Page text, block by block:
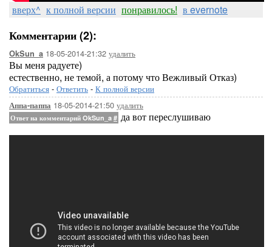
вверх^ к полной версии понравилось! в evernote
Комментарии (2):
OkSun_a 18-05-2014-21:32 удалить
Вы меня радуете)
естественно, не темой, а потому что Вежливый Отказ)
Обратиться - Ответить - К полной версии
Аппа-паппа 18-05-2014-21:50 удалить
Ответ на комментарий OkSun_a # да вот переслушиваю